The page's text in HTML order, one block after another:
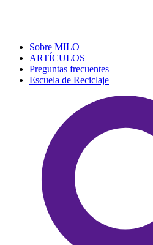
Sobre MILO
ARTÍCULOS
Preguntas frecuentes
Escuela de Reciclaje